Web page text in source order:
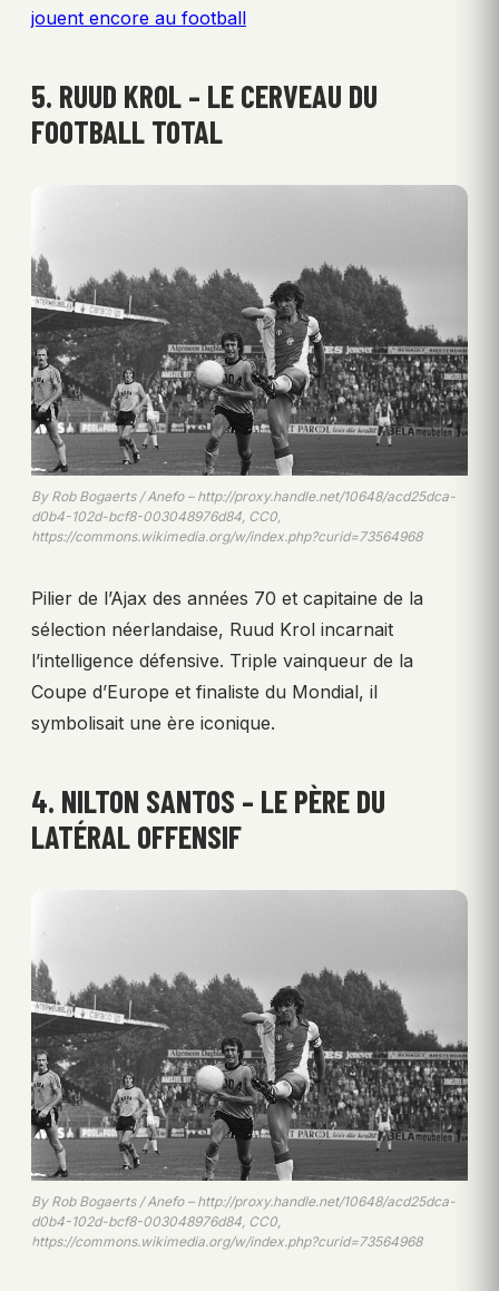
jouent encore au football
5. RUUD KROL – LE CERVEAU DU
FOOTBALL TOTAL
By Rob Bogaerts / Anefo – http://proxy.handle.net/10648/acd25dca-
d0b4-102d-bcf8-003048976d84, CC0,
https://commons.wikimedia.org/w/index.php?curid=73564968
Pilier de l’Ajax des années 70 et capitaine de la
sélection néerlandaise, Ruud Krol incarnait
l’intelligence défensive. Triple vainqueur de la
Coupe d’Europe et finaliste du Mondial, il
symbolisait une ère iconique.
4. NILTON SANTOS – LE PÈRE DU
LATÉRAL OFFENSIF
By Rob Bogaerts / Anefo – http://proxy.handle.net/10648/acd25dca-
d0b4-102d-bcf8-003048976d84, CC0,
https://commons.wikimedia.org/w/index.php?curid=73564968